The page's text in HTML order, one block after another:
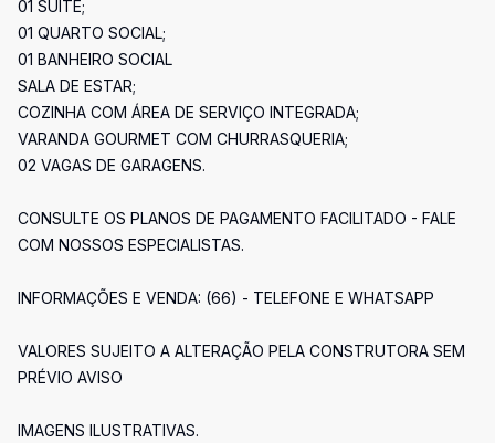
01 SUÍTE;
01 QUARTO SOCIAL;
01 BANHEIRO SOCIAL
SALA DE ESTAR;
COZINHA COM ÁREA DE SERVIÇO INTEGRADA;
VARANDA GOURMET COM CHURRASQUERIA;
02 VAGAS DE GARAGENS.
CONSULTE OS PLANOS DE PAGAMENTO FACILITADO - FALE
COM NOSSOS ESPECIALISTAS.
INFORMAÇÕES E VENDA: (66) - TELEFONE E WHATSAPP
VALORES SUJEITO A ALTERAÇÃO PELA CONSTRUTORA SEM
PRÉVIO AVISO
IMAGENS ILUSTRATIVAS.